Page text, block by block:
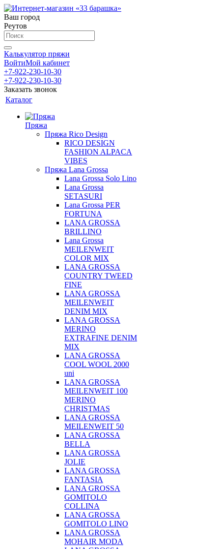
Ваш город
Реутов
Калькулятор пряжи
ВойтиМой кабинет
+7-922-230-10-30
+7-922-230-10-30
Заказать звонок
Каталог
Пряжа
Пряжа Rico Design
RICO DESIGN
FASHION ALPACA
VIBES
Пряжа Lana Grossa
Lana Grossa Solo Lino
Lana Grossa
SETASURI
Lana Grossa PER
FORTUNA
LANA GROSSA
BRILLINO
Lana Grossa
MEILENWEIT
COLOR MIX
LANA GROSSA
COUNTRY TWEED
FINE
LANA GROSSA
MEILENWEIT
DENIM MIX
LANA GROSSA
MERINO
EXTRAFINE DENIM
MIX
LANA GROSSA
COOL WOOL 2000
uni
LANA GROSSA
MEILENWEIT 100
MERINO
CHRISTMAS
LANA GROSSA
MEILENWEIT 50
LANA GROSSA
BELLA
LANA GROSSA
JOLIE
LANA GROSSA
FANTASIA
LANA GROSSA
GOMITOLO
COLLINA
LANA GROSSA
GOMITOLO LINO
LANA GROSSA
MOHAIR MODA